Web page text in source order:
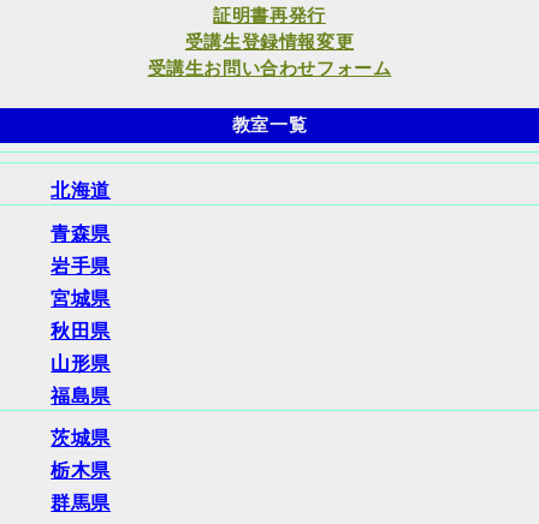
証明書再発行
受講生登録情報変更
受講生お問い合わせフォーム
教室一覧
北海道
青森県
岩手県
宮城県
秋田県
山形県
福島県
茨城県
栃木県
群馬県